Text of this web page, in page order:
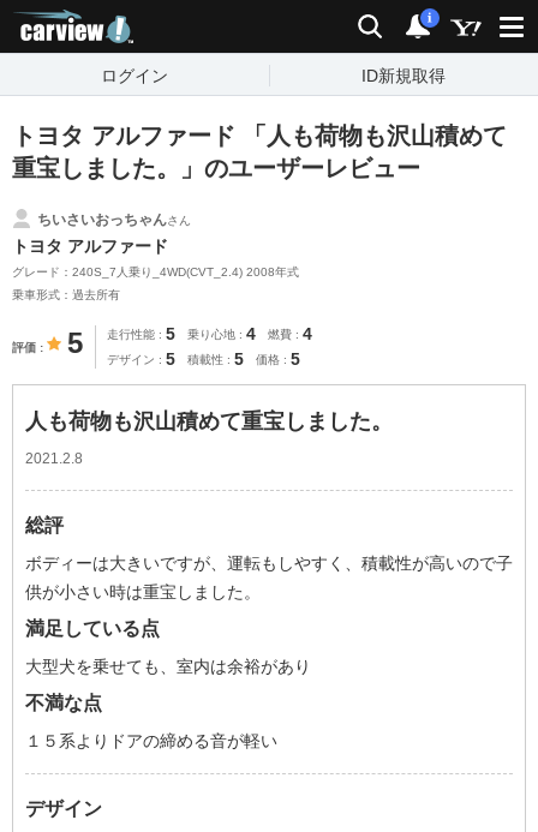
検索 通知
i
ログイン ID新規取得
トヨタ アルファード 「人も荷物も沢山積めて
重宝しました。」のユーザーレビュー
ちいさいおっちゃんさん
トヨタ アルファード
グレード：240S_7人乗り_4WD(CVT_2.4) 2008年式
乗車形式：過去所有
評価 5 走行性能 5 乗り心地 4 燃費 4
デザイン 5 積載性 5 価格 5
人も荷物も沢山積めて重宝しました。
2021.2.8
総評
ボディーは大きいですが、運転もしやすく、積載性が高いので子
供が小さい時は重宝しました。
満足している点
大型犬を乗せても、室内は余裕があり
不満な点
１５系よりドアの締める音が軽い
デザイン